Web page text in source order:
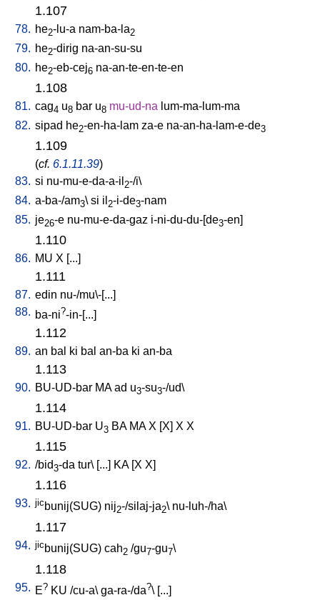
1.107
78. he2-lu-a nam-ba-la2
79. he2-dirig na-an-su-su
80. he2-eb-cej6 na-an-te-en-te-en
1.108
81. cag4 u8 bar u8 mu-ud-na lum-ma-lum-ma
82. sipad he2-en-ha-lam za-e na-an-ha-lam-e-de3
1.109
(cf. 6.1.11.39)
83. si nu-mu-e-da-a-il 2-/i\
84. a-ba-/am3\ si il 2-i-de3-nam
85. je26-e nu-mu-e-da-gaz i-ni-du-du-[de3-en]
1.110
86. MU X [...]
1.111
87. edin nu-/mu\-[...]
88. ba-ni?-in-[...]
1.112
89. an bal ki bal an-ba ki an-ba
1.113
90. BU-UD-bar MA ad u3-su3-/ud\
1.114
91. BU-UD-bar U3 BA MA X [X] X X
1.115
92. /bid3-da tur\ [...] KA[X X]
1.116
93. jic bunij(SUG) nij2-/silaj-ja2\ nu-luh-/ha\
1.117
94. jic bunij(SUG) cah2 /gu7-gu7\
1.118
95. E? KU /cu-a\ ga-ra-/da?\ [...]